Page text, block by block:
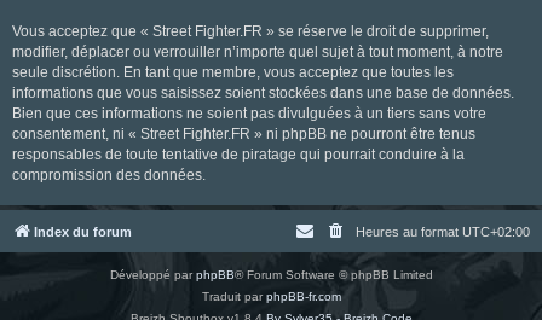
Vous acceptez que « Street Fighter.FR » se réserve le droit de supprimer,
modifier, déplacer ou verrouiller n’importe quel sujet à tout moment, à notre
seule discrétion. En tant que membre, vous acceptez que toutes les
informations que vous saisissez soient stockées dans une base de données.
Bien que ces informations ne soient pas divulguées à un tiers sans votre
consentement, ni « Street Fighter.FR » ni phpBB ne pourront être tenus
responsables de toute tentative de piratage qui pourrait conduire à la
compromission des données.
Index du forum Heures au format UTC+02:00
Développé parphpBB® Forum Software © phpBB Limited
Traduit parphpBB-fr.com